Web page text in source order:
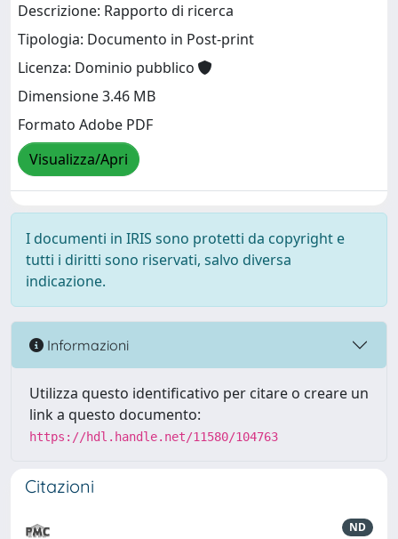
Descrizione: Rapporto di ricerca
Tipologia: Documento in Post-print
Licenza: Dominio pubblico
Dimensione 3.46 MB
Formato Adobe PDF
Visualizza/Apri
I documenti in IRIS sono protetti da copyright e
tutti i diritti sono riservati, salvo diversa
indicazione.
Informazioni
Utilizza questo identificativo per citare o creare un
link a questo documento:
https://hdl.handle.net/11580/104763
Citazioni
ND